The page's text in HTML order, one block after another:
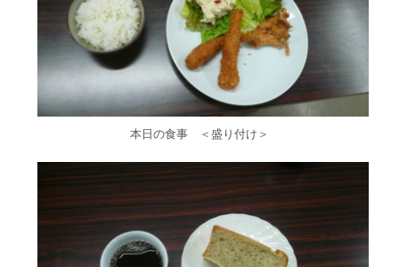
本日の食事 ＜盛り付け＞